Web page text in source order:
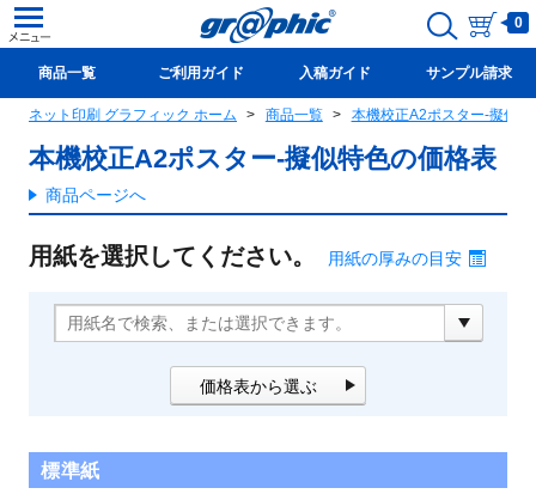
0
商品一覧 ご利用ガイド 入稿ガイド サンプル請求
新規会員登録(無料)
ネット印刷 グラフィック ホーム 商品一覧 本機校正A2ポスター-擬似特
本機校正A2ポスター-擬似特色の価格表
商品ページへ
用紙を選択してください。 用紙の厚みの目安
価格表から選ぶ
標準紙